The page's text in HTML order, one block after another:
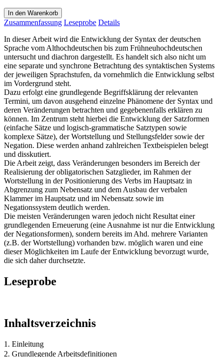
In den Warenkorb
Zusammenfassung Leseprobe Details
In dieser Arbeit wird die Entwicklung der Syntax der deutschen
Sprache vom Althochdeutschen bis zum Frühneuhochdeutschen
untersucht und diachron dargestellt. Es handelt sich also nicht um
eine separate und synchrone Betrachtung des syntaktischen Systems
der jeweiligen Sprachstufen, da vornehmlich die Entwicklung selbst
im Vordergrund steht.
Dazu erfolgt eine grundlegende Begriffsklärung der relevanten
Termini, um davon ausgehend einzelne Phänomene der Syntax und
deren Veränderungen betrachten und gegebenenfalls erklären zu
können. Im Zentrum steht hierbei die Entwicklung der Satzformen
(einfache Sätze und logisch-grammatische Satztypen sowie
komplexe Sätze), der Wortstellung und Stellungsfelder sowie der
Negation. Diese werden anhand zahlreichen Textbeispielen belegt
und disskutiert.
Die Arbeit zeigt, dass Veränderungen besonders im Bereich der
Realisierung der obligatorischen Satzglieder, im Rahmen der
Wortstellung in der Positionierung des Verbs im Hauptsatz in
Abgrenzung zum Nebensatz und dem Ausbau der verbalen
Klammer im Hauptsatz und im Nebensatz sowie im
Negationssystem deutlich werden.
Die meisten Veränderungen waren jedoch nicht Resultat einer
grundlegenden Erneuerung (eine Ausnahme ist nur die Entwicklung
der Negationsformen), sondern bereits im Ahd. mehrere Varianten
(z.B. der Wortstellung) vorhanden bzw. möglich waren und eine
dieser Möglichkeiten im Laufe der Entwicklung bevorzugt wurde,
die sich daher durchsetzte.
Leseprobe
Inhaltsverzeichnis
1. Einleitung
2. Grundlegende Arbeitsdefinitionen